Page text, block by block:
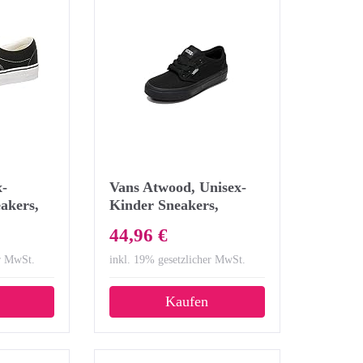
MwSt.
Vans Atwood, Unisex-
Kinder Sneakers,
Black/186), 37 EU
44,96 €
inkl. 19% gesetzlicher MwSt.
Kaufen